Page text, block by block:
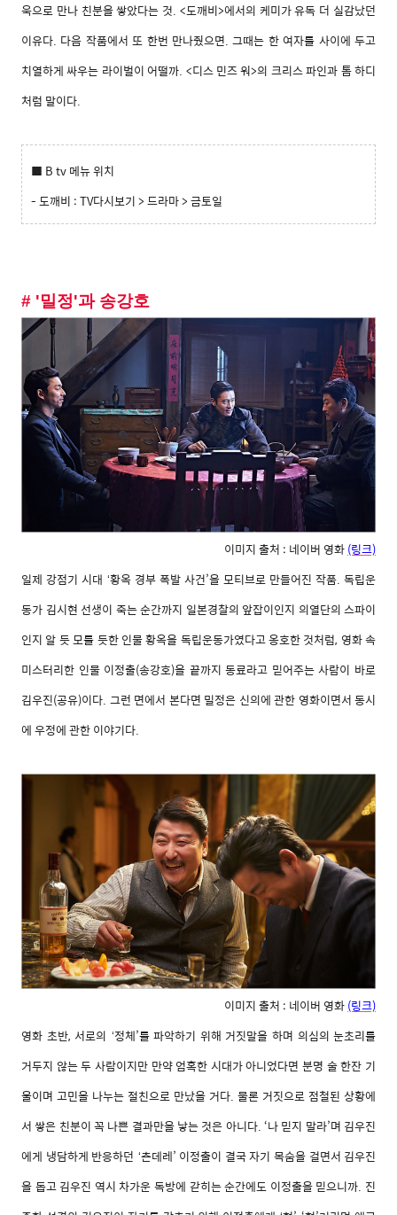
욱으로 만나 친분을쌓았다는 것. <도깨비>에서의 케미가유독 더 실감났던
이유다. 다음 작품에서 또 한번 만나줬으면.그때는 한 여자를 사이에 두고
치열하게 싸우는 라이벌이 어떨까. <디스 민즈워>의 크리스파인과톰하디
처럼 말이다.
■ B tv 메뉴 위치
- 도깨비 : TV다시보기 > 드라마 > 금토일
# '밀정'과 송강호
이미지 출처 : 네이버 영화(링크)
일제 강점기 시대 ‘황옥 경부폭발사건’을모티브로 만들어진 작품. 독립운
동가 김시현 선생이 죽는순간까지 일본경찰의 앞잡이인지 의열단의스파이
인지 알듯모를듯한 인물황옥을독립운동가였다고옹호한것처럼, 영화속
미스터리한 인물 이정출(송강호)을 끝까지 동료라고 믿어주는 사람이 바로
김우진(공유)이다. 그런 면에서 본다면 밀정은 신의에관한 영화이면서동시
에우정에관한이야기다.
이미지 출처 : 네이버 영화(링크)
영화 초반, 서로의 ‘정체’를 파악하기 위해 거짓말을 하며 의심의 눈초리를
거두지 않는두사람이지만 만약 엄혹한시대가아니었다면 분명 술한잔 기
울이며 고민을 나누는 절친으로 만났을 거다. 물론 거짓으로 점철된 상황에
서 쌓은 친분이꼭나쁜 결과만을 낳는것은 아니다. ‘나믿지 말라’며 김우진
에게 냉담하게 반응하던 ‘츤데레’ 이정출이 결국자기 목숨을 걸면서 김우진
을돕고 김우진 역시 차가운독방에 갇히는순간에도 이정출을믿으니까. 진